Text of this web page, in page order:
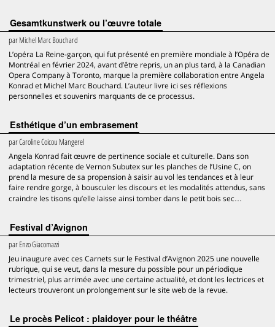
Gesamtkunstwerk ou l’œuvre totale
parMichel Marc Bouchard
L’opéra La Reine-garçon, qui fut présenté en première mondiale à l’Opéra de
Montréal en février 2024, avant d’être repris, un an plus tard, à la Canadian
Opera Company à Toronto, marque la première collaboration entre Angela
Konrad et Michel Marc Bouchard. L’auteur livre ici ses réflexions
personnelles et souvenirs marquants de ce processus.
Esthétique d’un embrasement
parCaroline Coicou Mangerel
Angela Konrad fait œuvre de pertinence sociale et culturelle. Dans son
adaptation récente de Vernon Subutex sur les planches de l’Usine C, on
prend la mesure de sa propension à saisir au vol les tendances et à leur
faire rendre gorge, à bousculer les discours et les modalités attendus, sans
craindre les tisons qu’elle laisse ainsi tomber dans le petit bois sec…
Festival d’Avignon
parEnzo Giacomazzi
Jeu inaugure avec ces Carnets sur le Festival d’Avignon 2025 une nouvelle
rubrique, qui se veut, dans la mesure du possible pour un périodique
trimestriel, plus arrimée avec une certaine actualité, et dont les lectrices et
lecteurs trouveront un prolongement sur le site web de la revue.
Le procès Pelicot : plaidoyer pour le théâtre